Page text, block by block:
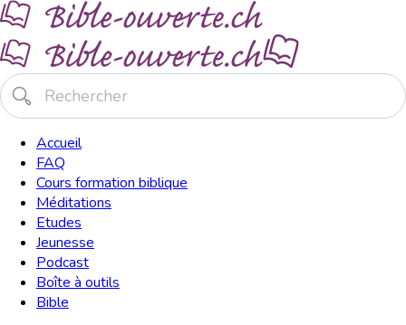
Accueil
FAQ
Cours formation biblique
Méditations
Etudes
Jeunesse
Podcast
Boîte à outils
Bible